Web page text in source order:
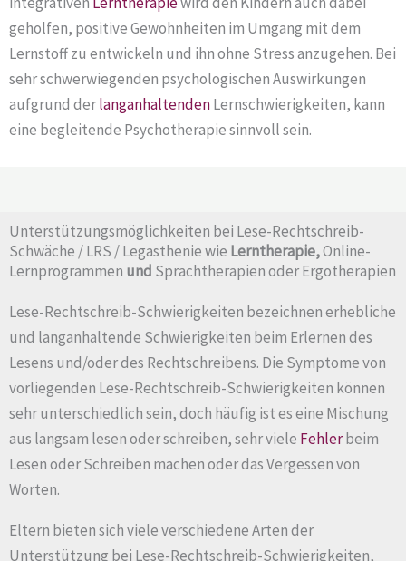
geholfen, positive Gewohnheiten im Umgang mit dem
Lernstoff zu entwickeln und ihn ohne Stress anzugehen. Bei
sehr schwerwiegenden psychologischen Auswirkungen
aufgrund derlanganhaltendenLernschwierigkeiten, kann
eine begleitende Psychotherapie sinnvoll sein.
Unterstützungsmöglichkeiten bei Lese-Rechtschreib-
Schwäche / LRS / Legasthenie wie Lerntherapie,Online-
Lernprogrammen und Sprachtherapien oder Ergotherapien
Lese-Rechtschreib-Schwierigkeiten bezeichnen erhebliche
und langanhaltende Schwierigkeiten beim Erlernen des
Lesens und/oder des Rechtschreibens. Die Symptome von
vorliegenden Lese-Rechtschreib-Schwierigkeiten können
sehr unterschiedlich sein, doch häufig ist es eine Mischung
aus langsam lesen oder schreiben, sehr viele Fehlerbeim
Lesen oder Schreiben machen oder das Vergessen von
Worten.
Eltern bieten sich viele verschiedene Arten der
Unterstützung bei Lese-Rechtschreib-Schwierigkeiten,